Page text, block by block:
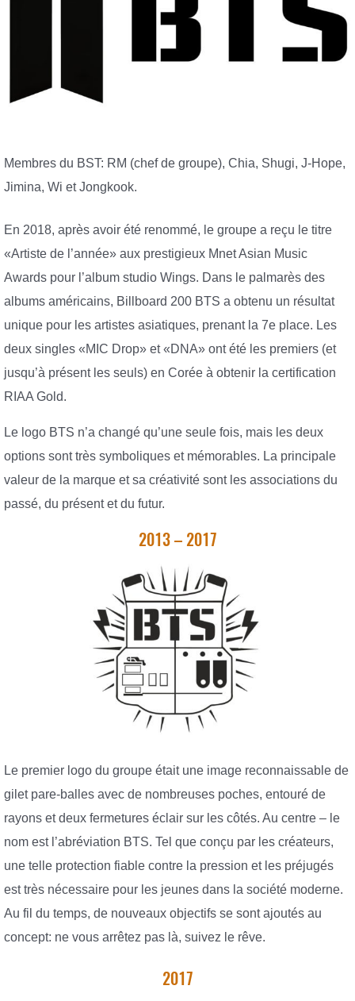
Membres du BST: RM (chef de groupe), Chia, Shugi, J-Hope,
Jimina, Wi et Jongkook.
En 2018, après avoir été renommé, le groupe a reçu le titre
«Artiste de l’année» aux prestigieux Mnet Asian Music
Awards pour l’album studio Wings. Dans le palmarès des
albums américains, Billboard 200 BTS a obtenu un résultat
unique pour les artistes asiatiques, prenant la 7e place. Les
deux singles «MIC Drop» et «DNA» ont été les premiers (et
jusqu’à présent les seuls) en Corée à obtenir la certification
RIAA Gold.
Le logo BTS n’a changé qu’une seule fois, mais les deux
options sont très symboliques et mémorables. La principale
valeur de la marque et sa créativité sont les associations du
passé, du présent et du futur.
2013 – 2017
Le premier logo du groupe était une image reconnaissable de
gilet pare-balles avec de nombreuses poches, entouré de
rayons et deux fermetures éclair sur les côtés. Au centre – le
nom est l’abréviation BTS. Tel que conçu par les créateurs,
une telle protection fiable contre la pression et les préjugés
est très nécessaire pour les jeunes dans la société moderne.
Au fil du temps, de nouveaux objectifs se sont ajoutés au
concept: ne vous arrêtez pas là, suivez le rêve.
2017